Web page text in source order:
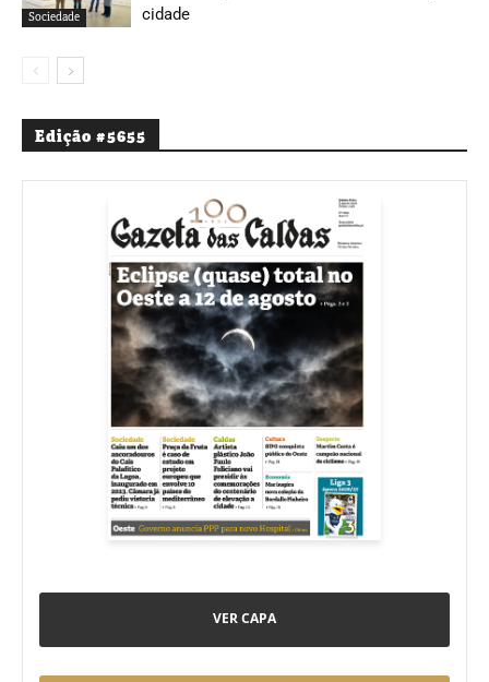
Sociedade
cidade
Edição #5655
VER CAPA